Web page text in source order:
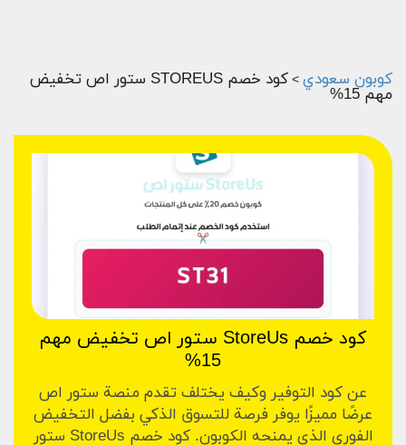
كوبون سعودي > كود خصم STOREUS ستور اص تخفيض
مهم 15%
كود خصم StoreUs ستور اص تخفيض مهم
15%
عن كود التوفير وكيف يختلف تقدم منصة ستور اص
عرضًا مميزًا يوفر فرصة للتسوق الذكي بفضل التخفيض
الفوري الذي يمنحه الكوبون. كود خصم StoreUs ستور